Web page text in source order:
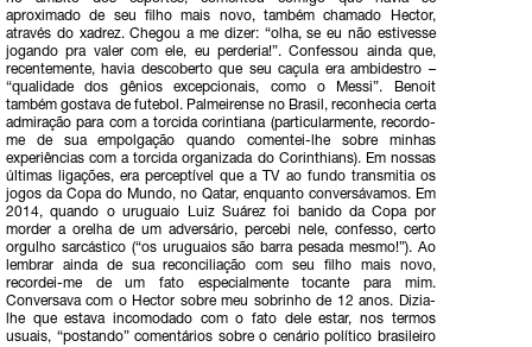
aproximado de seu filho mais novo, também chamado Hector,
através do xadrez. Chegou a me dizer: “olha, se eu não estivesse
jogando pra valer com ele, eu perderia!”. Confessou ainda que,
recentemente, havia descoberto que seu caçula era ambidestro –
“qualidade dos gênios excepcionais, como o Messi”. Benoit
também gostava de futebol. Palmeirense no Brasil, reconhecia certa
admiração para com a torcida corintiana (particularmente, recordo-
me de sua empolgação quando comentei-lhe sobre minhas
experiências com a torcida organizada do Corinthians). Em nossas
últimas ligações, era perceptível que a TV ao fundo transmitia os
jogos da Copa do Mundo, no Qatar, enquanto conversávamos. Em
2014, quando o uruguaio Luiz Suárez foi banido da Copa por
morder a orelha de um adversário, percebi nele, confesso, certo
orgulho sarcástico (“os uruguaios são barra pesada mesmo!”). Ao
lembrar ainda de sua reconciliação com seu filho mais novo,
recordei-me de um fato especialmente tocante para mim.
Conversava com o Hector sobre meu sobrinho de 12 anos. Dizia-
lhe que estava incomodado com o fato dele estar, nos termos
usuais, “postando” comentários sobre o cenário político brasileiro